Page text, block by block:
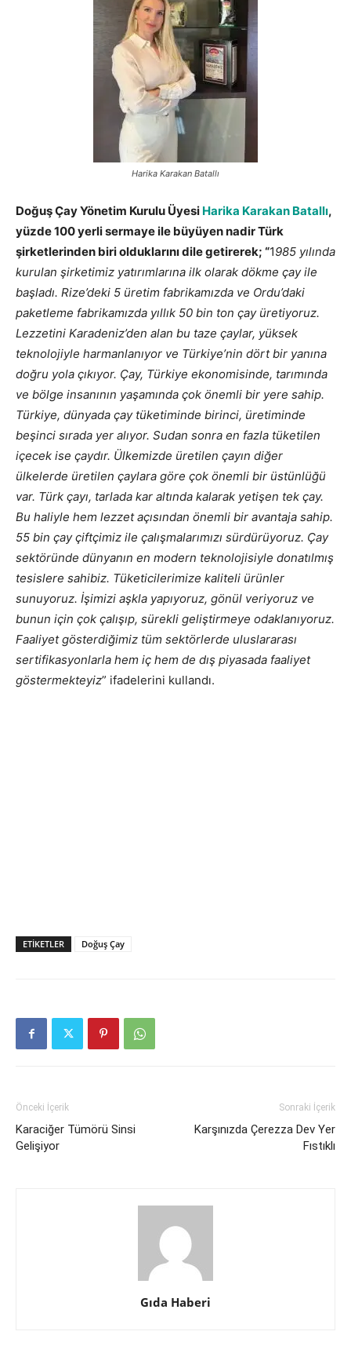
Harika Karakan Batallı
Doğuş Çay Yönetim Kurulu Üyesi Harika Karakan Batallı,
yüzde 100 yerli sermaye ile büyüyen nadir Türk
şirketlerinden biri olduklarını dile getirerek; “1985 yılında
kurulan şirketimiz yatırımlarına ilk olarak dökme çay ile
başladı. Rize’deki 5 üretim fabrikamızda ve Ordu’daki
paketleme fabrikamızda yıllık 50 bin ton çay üretiyoruz.
Lezzetini Karadeniz’den alan bu taze çaylar, yüksek
teknolojiyle harmanlanıyor ve Türkiye’nin dört bir yanına
doğru yola çıkıyor. Çay, Türkiye ekonomisinde, tarımında
ve bölge insanının yaşamında çok önemli bir yere sahip.
Türkiye, dünyada çay tüketiminde birinci, üretiminde
beşinci sırada yer alıyor. Sudan sonra en fazla tüketilen
içecek ise çaydır. Ülkemizde üretilen çayın diğer
ülkelerde üretilen çaylara göre çok önemli bir üstünlüğü
var. Türk çayı, tarlada kar altında kalarak yetişen tek çay.
Bu haliyle hem lezzet açısından önemli bir avantaja sahip.
55 bin çay çiftçimiz ile çalışmalarımızı sürdürüyoruz. Çay
sektöründe dünyanın en modern teknolojisiyle donatılmış
tesislere sahibiz. Tüketicilerimize kaliteli ürünler
sunuyoruz. İşimizi aşkla yapıyoruz, gönül veriyoruz ve
bunun için çok çalışıp, sürekli geliştirmeye odaklanıyoruz.
Faaliyet gösterdiğimiz tüm sektörlerde uluslararası
sertifikasyonlarla hem iç hem de dış piyasada faaliyet
göstermekteyiz” ifadelerini kullandı.
ETIKETLER Doğuş Çay
Önceki İçerik
Karaciğer Tümörü Sinsi
Gelişiyor
Sonraki İçerik
Karşınızda Çerezza Dev Yer
Fıstıklı
Gıda Haberi